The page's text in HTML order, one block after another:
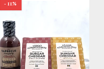
- 11%